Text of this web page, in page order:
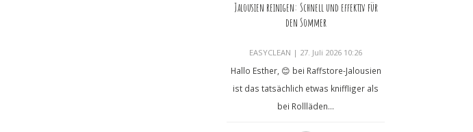
Jalousien reinigen: Schnell und effektiv für
den Sommer
EASYCLEAN | 27. Juli 2026 10:26
Hallo Esther, 😊 bei Raffstore-Jalousien
ist das tatsächlich etwas kniffliger als
bei Rollläden...